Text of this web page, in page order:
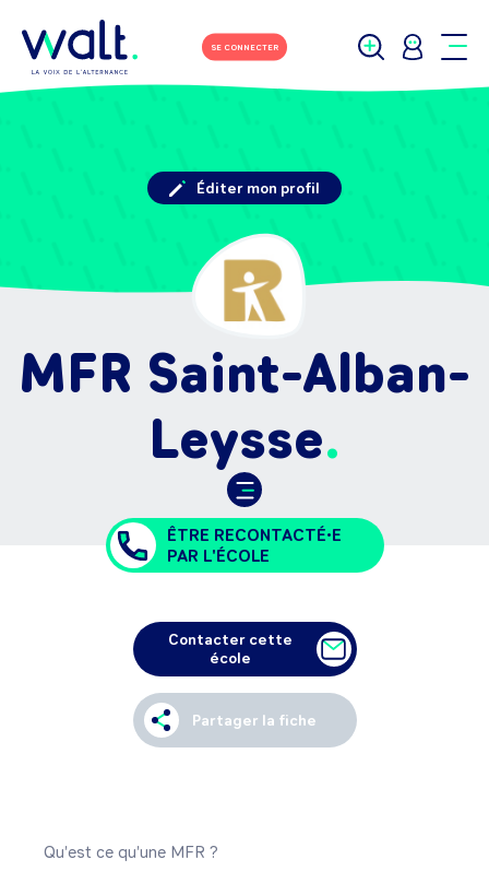
SE CONNECTER
MFR Saint-Alban-
Leysse
Éditer mon profil
ÊTRE RECONTACTÉ•E
PAR L'ÉCOLE
Contacter cette
école
Partager la fiche
Qu'est ce qu'une MFR ?